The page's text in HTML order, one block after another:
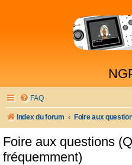
FAQ
Index du forum
Foire aux questions
fréquemment)